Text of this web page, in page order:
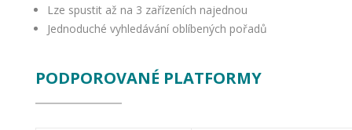
Lze spustit až na 3 zařízeních najednou
Jednoduché vyhledávání oblíbených pořadů
PODPOROVANÉ PLATFORMY